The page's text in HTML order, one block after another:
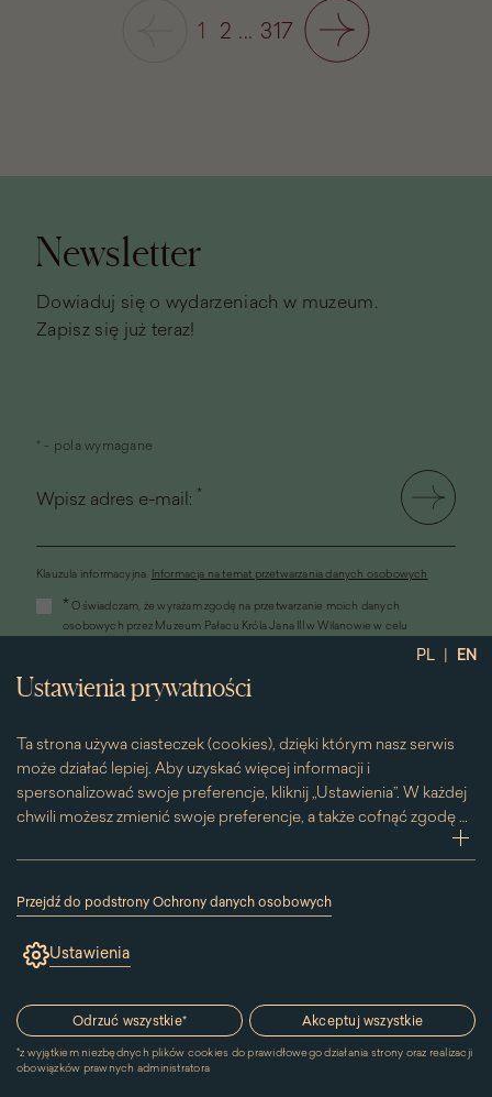
PL | EN
Ustawienia prywatności
Ta strona używa ciasteczek (cookies), dzięki którym nasz serwis
może działać lepiej. Aby uzyskać więcej informacji i
spersonalizować swoje preferencje, kliknij „Ustawienia”. W każdej
chwili możesz zmienić swoje preferencje, a także cofnąć zgodę na
używanie plików cookie. Możesz to zrobić, klikając na podstronę
„Cookies” znajdującą się w stopce.
Przesuwając suwak w prawą stronę aktywujesz zgodę na
konkretne ciasteczko. Przesuwając suwak w lewą stronę
wyłączasz taką zgodę.
Przejdź do podstrony Ochrony danych osobowych
(link
się
oknie)
Ustawienia
Odrzuć wszystkie*
*z wyjątkiem niezbędnych plików cookies do prawidłowego działania strony oraz realizacji
obowiązków prawnych administratora
Akceptuj wszystkie
1 2 ... 317
Stopka
Newsletter
Dowiaduj się o wydarzeniach w muzeum.
Zapisz się już teraz!
* - pola wymagane
Wpisz adres e-mail: *
Klauzula informacyjna. Informacja na temat przetwarzania danych osobowych
otworzy
się
oknie)
* Oświadczam, że wyrażam zgodę na przetwarzanie moich danych
osobowych przez Muzeum Pałacu Króla Jana III w Wilanowie w celu
Wilanowie informacji handlowych drogą elektroniczną, w tym z
Kontakt
MUZEUM PAŁACU